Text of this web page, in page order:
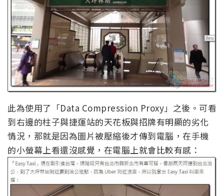
此為使用了「Data Compression Proxy」之後。可看
到右邊的柱子與捷運站的天花板與招牌有明顯的劣化
情況，那就是因為圖片被壓縮後才傳到電腦，在手機
的小螢幕上看還沒感覺，在電腦上就會比較有感：